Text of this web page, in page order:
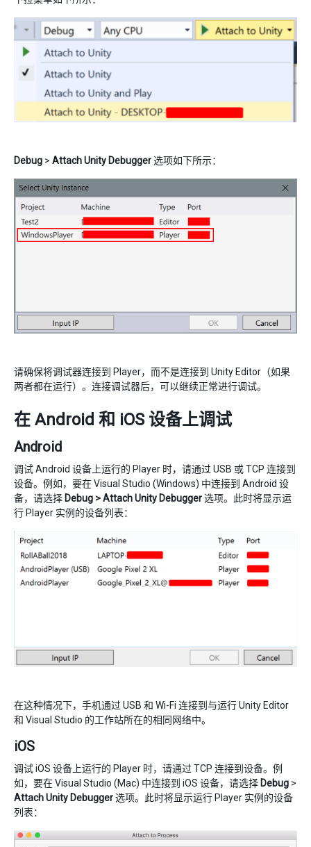
Debug > Attach Unity Debugger选项如下所示：
请确保将调试器连接到 Player，而不是连接到 Unity Editor（如果
两者都在运行）。连接调试器后，可以继续正常进行调试。
在 Android 和 iOS 设备上调试
Android
调试 Android 设备上运行的 Player 时，请通过 USB 或 TCP 连接到
设备。例如，要在 Visual Studio (Windows) 中连接到 Android 设
备，请选择 Debug > Attach Unity Debugger选项。此时将显示运
行 Player 实例的设备列表：
在这种情况下，手机通过 USB 和 Wi-Fi 连接到与运行 Unity Editor
和 Visual Studio 的工作站所在的相同网络中。
iOS
调试 iOS 设备上运行的 Player 时，请通过 TCP 连接到设备。例
如，要在 Visual Studio (Mac) 中连接到 iOS 设备，请选择 Debug >
Attach Unity Debugger选项。此时将显示运行 Player 实例的设备
列表：